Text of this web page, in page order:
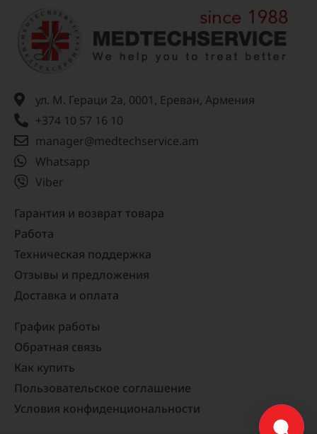
ул. М. Гераци 2а, 0001, Ереван, Армения
+374 10 57 16 10
manager@medtechservice.am
Whatsapp
Viber
Гарантия и возврат товара
Работа
Техническая поддержка
Отзывы и предложения
Доставка и оплата
График работы
Обратная связь
Как купить
Пользовательское соглашение
Условия конфиденциональности